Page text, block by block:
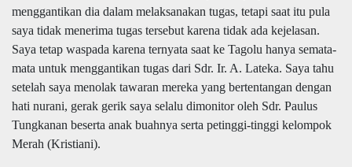
menggantikan dia dalam melaksanakan tugas, tetapi saat itu pula
saya tidak menerima tugas tersebut karena tidak ada kejelasan.
Saya tetap waspada karena ternyata saat ke Tagolu hanya semata-
mata untuk menggantikan tugas dari Sdr. Ir. A. Lateka. Saya tahu
setelah saya menolak tawaran mereka yang bertentangan dengan
hati nurani, gerak gerik saya selalu dimonitor oleh Sdr. Paulus
Tungkanan beserta anak buahnya serta petinggi-tinggi kelompok
Merah (Kristiani).